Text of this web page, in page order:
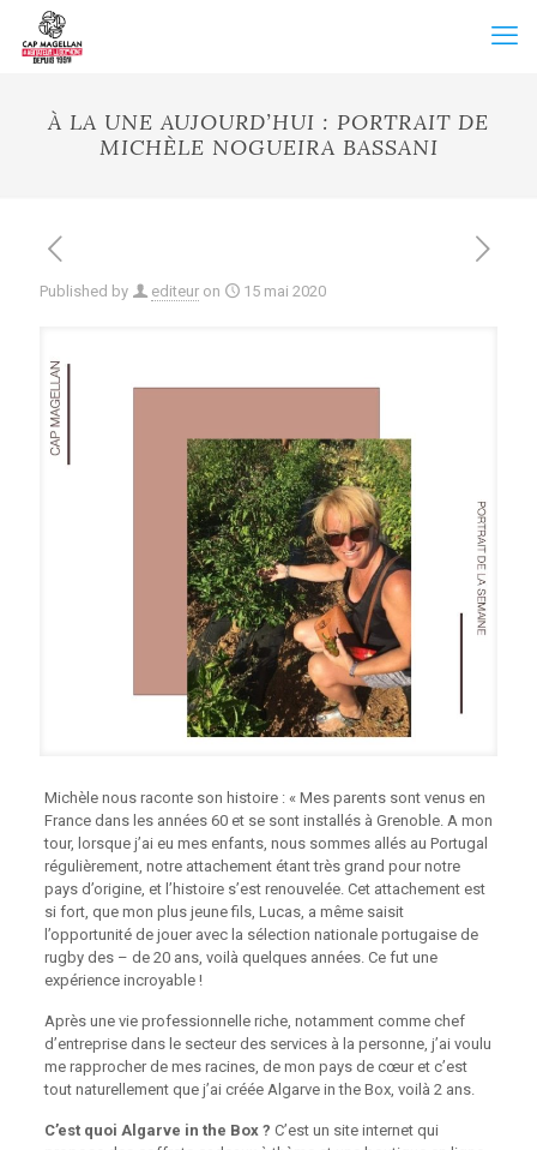
À LA UNE AUJOURD’HUI : PORTRAIT DE
MICHÈLE NOGUEIRA BASSANI
Published by editeur on 15 mai 2020
Michèle nous raconte son histoire : « Mes parents sont venus en
France dans les années 60 et se sont installés à Grenoble. A mon
tour, lorsque j’ai eu mes enfants, nous sommes allés au Portugal
régulièrement, notre attachement étant très grand pour notre
pays d’origine, et l’histoire s’est renouvelée. Cet attachement est
si fort, que mon plus jeune fils, Lucas, a même saisit
l’opportunité de jouer avec la sélection nationale portugaise de
rugby des – de 20 ans, voilà quelques années. Ce fut une
expérience incroyable !
Après une vie professionnelle riche, notamment comme chef
d’entreprise dans le secteur des services à la personne, j’ai voulu
me rapprocher de mes racines, de mon pays de cœur et c’est
tout naturellement que j’ai créée Algarve in the Box, voilà 2 ans.
C’est quoi Algarve in the Box ? C’est un site internet qui